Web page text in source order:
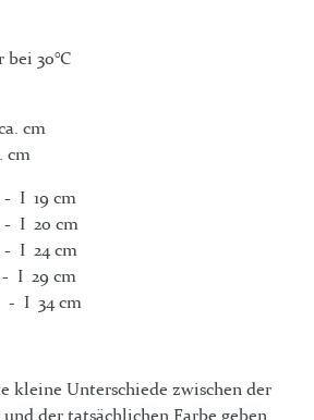
bei 30°C
cm
cm
- I 19 cm
- I 20 cm
- I 24 cm
- I 29 cm
- I 34 cm
kleine Unterschiede zwischen der
der tatsächlichen Farbe geben